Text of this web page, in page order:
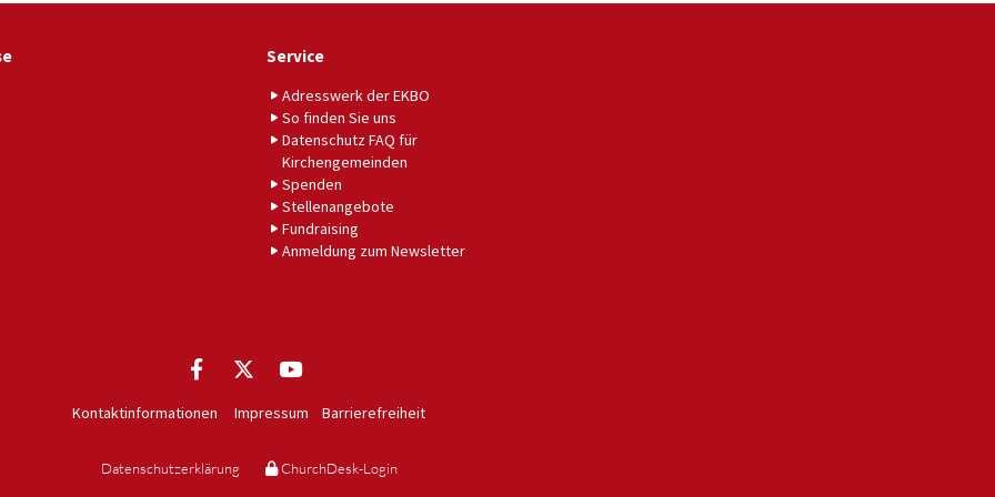
Service
Adresswerk der EKBO
So finden Sie uns
Datenschutz FAQ für
Kirchengemeinden
Spenden
Stellenangebote
Fundraising
Anmeldung zum Newsletter
Kontaktinformationen Impressum Barrierefreiheit
Datenschutzerklärung ChurchDesk-Login